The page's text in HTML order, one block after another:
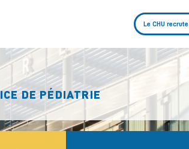
Le CHU recrute
DE PÉDIATRIE